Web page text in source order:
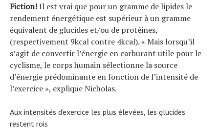
Fiction!Il est vrai que pour un gramme de lipides le
rendement énergétique est supérieur à un gramme
équivalent de glucides et/ou de protéines,
(respectivement 9kcal contre 4kcal). « Mais lorsqu’il
s’agit de convertir l’énergie en carburant utile pour le
cyclisme, le corps humain sélectionne la source
d’énergie prédominante en fonction de l’intensité de
l’exercice », explique Nicholas.
Aux intensités d’exercice les plus élevées, les glucides
restent rois